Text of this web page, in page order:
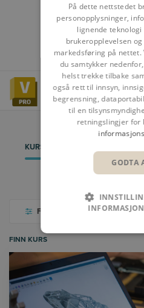
Innsikt
KURS
FILTER
FINN KURS
På dette nettstedet
personopplysninger,
lignende
brukeropplevelsen
markedsføring på
du samtykker
helst trekke tilbake
også rett til innsyn,
begrensning,
til en
retningslingjer for
GODTA